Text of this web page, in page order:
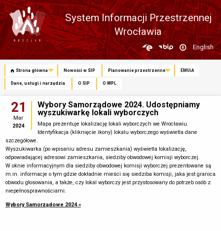
System Informacji Przestrzennej
Wrocławia
Zmień
język
English
Strona główna Nowości w SIP Planowanie przestrzenne EMUiA
Dane, usługi i narzędzia O SIP O WPL
21
Mar
2024
Wybory Samorządowe 2024. Udostępniamy
wyszukiwarkę lokali wyborczych
Mapa prezentuje lokalizację lokali wyborczych we Wrocławiu.
Identyfikacja (kliknięcie ikony) lokalu wyborczego wyświetla dane
szczegółowe.
Wyszukiwarka (po wpisaniu adresu zamieszkania) wyświetla lokalizację,
odpowiadającej adresowi zamieszkania, siedziby obwodowej komisji wyborczej.
W oknie informacyjnym dla siedziby obwodowej komisji wyborczej prezentowane są
m.in. informacje o tym gdzie dokładnie mieści się siedziba komisji, jaka jest granica
obwodu głosowania, a także, czy lokal wyborczy jest przystosowany do potrzeb osób z
niepełnosprawnościami.
Wybory Samorządowe 2024 »